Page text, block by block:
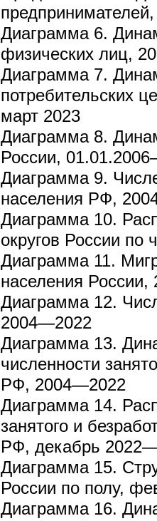
Диаграмма 6.
физических лиц,
Диаграмма 7.
потребительских
март 2023
Диаграмма 8.
России,
Диаграмма 9.
населения РФ,
Диаграмма 10.
округов России по
Диаграмма 11.
населения
Диаграмма 12.
2004—2022
Диаграмма 13.
численности
РФ, 2004—2022
Диаграмма 14.
занятого и
РФ, декабрь
Диаграмма 15.
России по полу,
Диаграмма 16.